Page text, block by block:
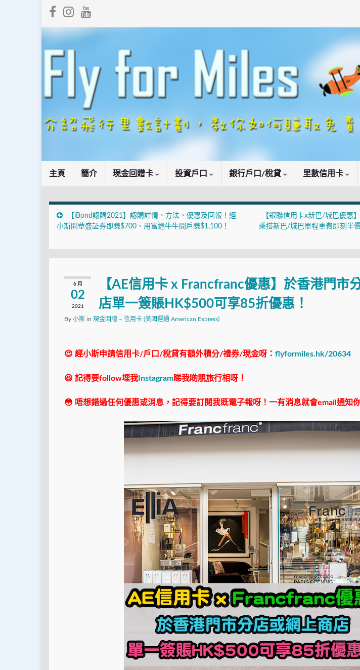
主頁 簡介 現金回贈卡 投資戶口 銀行戶口/稅貸 里數信用卡
【iBond認購2021】認購詳情、方法、優惠及回報！經
小斯開華盛証券即賺$700、用富途牛牛開戶賺$1,100！
【銀聯信用卡x新巴/城巴優惠
乘搭新巴/城巴單程車費即刻半
6 月
02
2021
【AE信用卡 x Francfranc優惠】於香港⾨市
店單⼀簽賬HK$500可享85折優惠！
By 小斯 in 現金回贈 – 信用卡 (美國運通 American Express)
😍 經小斯申請信用卡/戶口/稅貸有額外積分/禮券/現金呀： flyformiles.hk/20634
😆 記得要follow埋我 Instagram睇我啲靚旅行相呀！
😳 唔想錯過任何優惠或消息，記得要訂閱我既電子報呀！一有消息就會email通知你